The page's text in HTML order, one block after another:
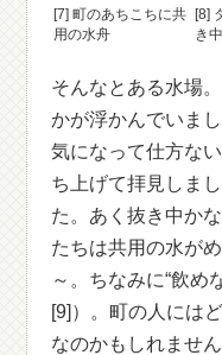
[7] 町のあちこちに共
用の水舟
[8]
き
そんなとある水場
かが浮かんでいま
気になって仕方な
ち上げて拝見しま
た。あく抜き中か
たちは共用の水が
～。ちなみに“飲め
[9]）。町の人には
なのかもしれませ